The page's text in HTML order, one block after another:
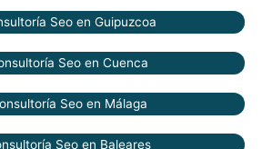
Seo en Guipuzcoa
Seo en Cuenca
Seo en Málaga
Seo en Baleares